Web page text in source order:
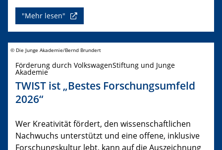
"Mehr lesen"
© Die Junge Akademie/Bernd Brundert
Förderung durch VolkswagenStiftung und Junge
Akademie
TWIST ist „Bestes Forschungsumfeld
2026“
Wer Kreativität fördert, den wissenschaftlichen
Nachwuchs unterstützt und eine offene, inklusive
Forschungskultur lebt, kann auf die Auszeichnung